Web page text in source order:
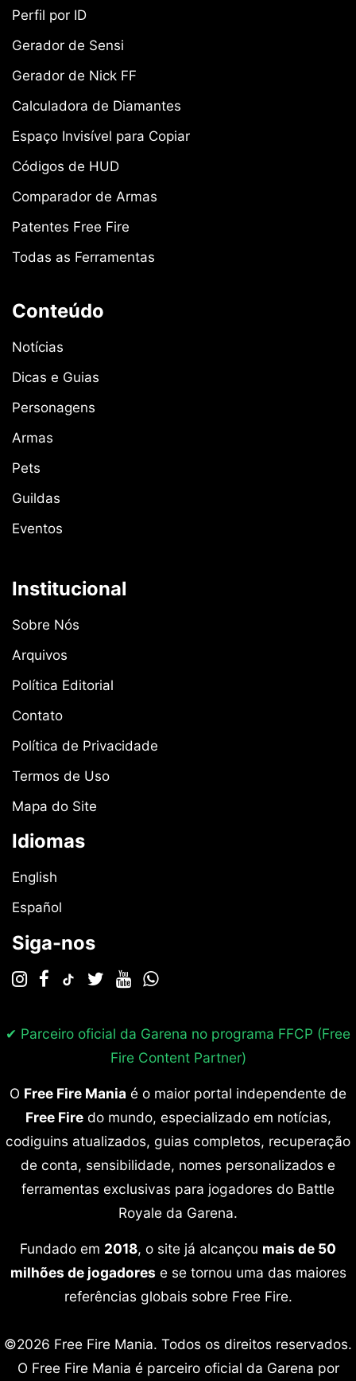
Perfil por ID
Gerador de Sensi
Gerador de Nick FF
Calculadora de Diamantes
Espaço Invisível para Copiar
Códigos de HUD
Comparador de Armas
Patentes Free Fire
Todas as Ferramentas
Conteúdo
Notícias
Dicas e Guias
Personagens
Armas
Pets
Guildas
Eventos
Institucional
Sobre Nós
Arquivos
Política Editorial
Contato
Política de Privacidade
Termos de Uso
Mapa do Site
Idiomas
English
Español
Siga-nos
✔ Parceiro oficial da Garena no programa FFCP (Free
Fire Content Partner)
O Free Fire Mania é o maior portal independente de
Free Firedo mundo, especializado em notícias,
codiguins atualizados, guias completos, recuperação
de conta, sensibilidade, nomes personalizados e
ferramentas exclusivas para jogadores do Battle
Royale da Garena.
Fundado em 2018, o site já alcançou mais de 50
milhões de jogadores e se tornou uma das maiores
referências globais sobre Free Fire.
©2026 Free Fire Mania. Todos os direitos reservados.
O Free Fire Mania é parceiro oficial da Garena por